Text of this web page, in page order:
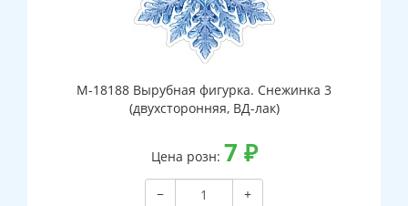
М-18188 Вырубная фигурка. Снежинка 3
(двухсторонняя, ВД-лак)
Цена розн: 7 ₽
−
+